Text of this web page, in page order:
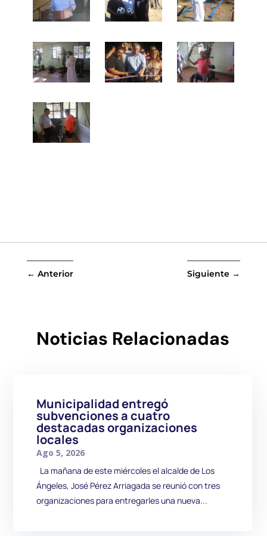
← Anterior Siguiente →
Noticias Relacionadas
Municipalidad entregó
subvenciones a cuatro
destacadas organizaciones
locales
Ago 5, 2026
La mañana de este miércoles el alcalde de Los
Ángeles, José Pérez Arriagada se reunió con tres
organizaciones para entregarles una nueva...